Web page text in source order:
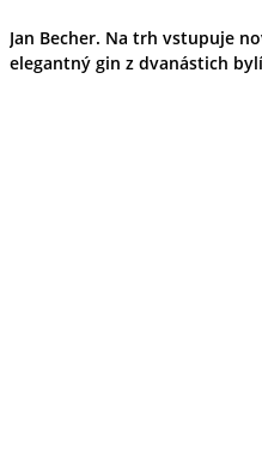
Jan Becher. Na trh vstupuje
elegantný gin z dvanástich